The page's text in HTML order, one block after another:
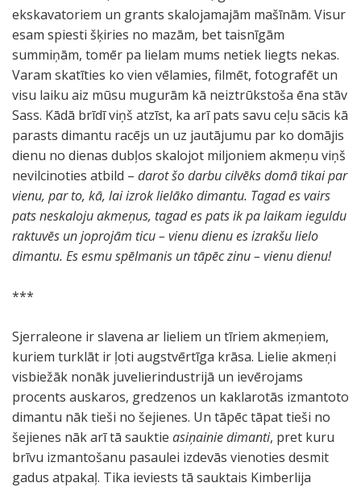
ekskavatoriem un grants skalojamajām mašīnām. Visur
esam spiesti šķiries no mazām, bet taisnīgām
summiņām, tomēr pa lielam mums netiek liegts nekas.
Varam skatīties ko vien vēlamies, filmēt, fotografēt un
visu laiku aiz mūsu mugurām kā neiztrūkstoša ēna stāv
Sass. Kādā brīdī viņš atzīst, ka arī pats savu ceļu sācis kā
parasts dimantu racējs un uz jautājumu par ko domājis
dienu no dienas dubļos skalojot miljoniem akmeņu viņš
nevilcinoties atbild – darot šo darbu cilvēks domā tikai par
vienu, par to, kā, lai izrok lielāko dimantu. Tagad es vairs
pats neskaloju akmeņus, tagad es pats ik pa laikam ieguldu
raktuvēs un joprojām ticu – vienu dienu es izrakšu lielo
dimantu. Es esmu spēlmanis un tāpēc zinu – vienu dienu!
***
Sjerraleone ir slavena ar lieliem un tīriem akmeņiem,
kuriem turklāt ir ļoti augstvērtīga krāsa. Lielie akmeņi
visbiežāk nonāk juvelierindustrijā un ievērojams
procents auskaros, gredzenos un kaklarotās izmantoto
dimantu nāk tieši no šejienes. Un tāpēc tāpat tieši no
šejienes nāk arī tā sauktie asiņainie dimanti, pret kuru
brīvu izmantošanu pasaulei izdevās vienoties desmit
gadus atpakaļ. Tika ieviests tā sauktais Kimberlija